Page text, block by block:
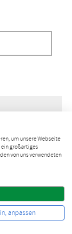
Rabatt sichern
um unsere Webseite
ein großartiges
von uns verwendeten
anpassen